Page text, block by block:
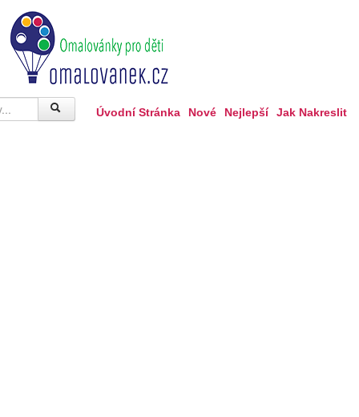
Úvodní Stránka Nové Nejlepší Jak Nakreslit